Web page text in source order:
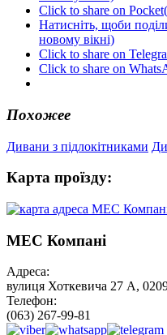
Click to share on
Натисніть, щоби
новому вікні)
Click to share on
Click to share on
Похожее
Дивани з підлокітниками
Карта проїзду:
МЕС Компані
Адреса:
вулиця Хоткевича 27 А,
Телефон:
(063) 267-99-81